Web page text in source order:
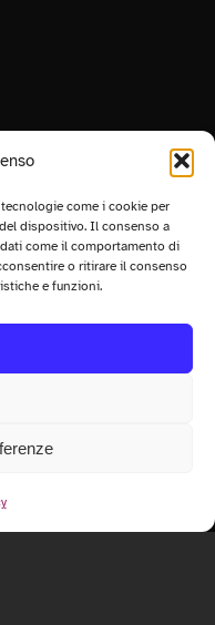
come i cookie per
dispositivo. Il consenso a
come il comportamento di
o ritirare il consenso
e funzioni.